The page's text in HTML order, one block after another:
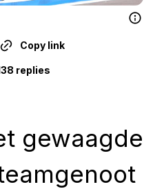
Copy link
replies
gewaagde